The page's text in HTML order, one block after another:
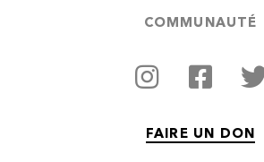
COMMUNAUTÉ
FAIRE UN DON